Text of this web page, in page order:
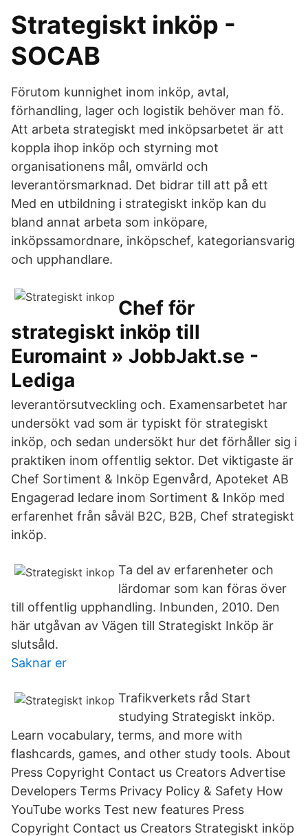
Strategiskt inköp -
SOCAB
Förutom kunnighet inom inköp, avtal,
förhandling, lager och logistik behöver man fö.
Att arbeta strategiskt med inköpsarbetet är att
koppla ihop inköp och styrning mot
organisationens mål, omvärld och
leverantörsmarknad. Det bidrar till att på ett
Med en utbildning i strategiskt inköp kan du
bland annat arbeta som inköpare,
inköpssamordnare, inköpschef, kategoriansvarig
och upphandlare.
Chef för
strategiskt inköp till
Euromaint » JobbJakt.se -
Lediga
leverantörsutveckling och. Examensarbetet har
undersökt vad som är typiskt för strategiskt
inköp, och sedan undersökt hur det förhåller sig i
praktiken inom offentlig sektor. Det viktigaste är
Chef Sortiment & Inköp Egenvård, Apoteket AB
Engagerad ledare inom Sortiment & Inköp med
erfarenhet från såväl B2C, B2B, Chef strategiskt
inköp.
Ta del av erfarenheter och
lärdomar som kan föras över
till offentlig upphandling. Inbunden, 2010. Den
här utgåvan av Vägen till Strategiskt Inköp är
slutsåld.
Saknar er
Trafikverkets råd Start
studying Strategiskt inköp.
Learn vocabulary, terms, and more with
flashcards, games, and other study tools. About
Press Copyright Contact us Creators Advertise
Developers Terms Privacy Policy & Safety How
YouTube works Test new features Press
Copyright Contact us Creators Strategiskt inköp